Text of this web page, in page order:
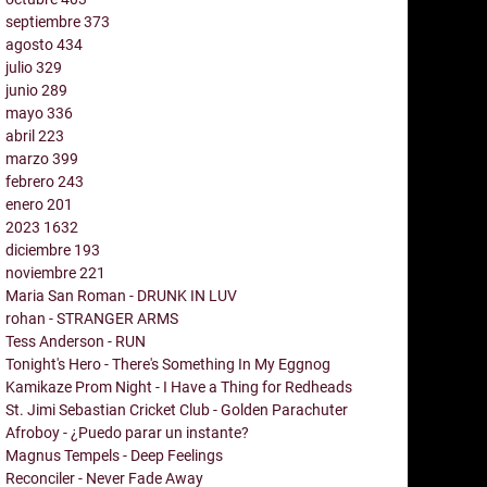
septiembre373
agosto434
julio329
junio289
mayo336
abril223
marzo399
febrero243
enero201
2023 1632
diciembre 193
noviembre221
Maria San Roman - DRUNK IN LUV
rohan - STRANGER ARMS
Tess Anderson - RUN
Tonight's Hero - There's Something In My Eggnog
Kamikaze Prom Night - I Have a Thing for Redheads
St. Jimi Sebastian Cricket Club - Golden Parachuter
Afroboy - ¿Puedo parar un instante?
Magnus Tempels - Deep Feelings
Reconciler - Never Fade Away